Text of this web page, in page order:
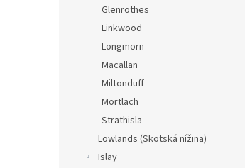
Glenrothes
Linkwood
Longmorn
Macallan
Miltonduff
Mortlach
Strathisla
Lowlands (Skotská nížina)
Islay